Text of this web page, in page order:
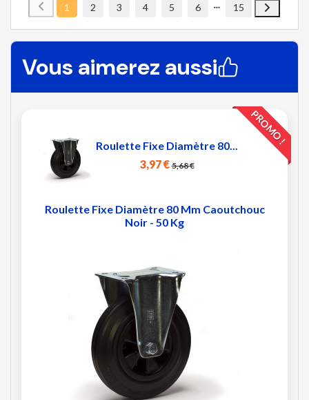
1 2 3 4 5 6 15
Vous aimerez aussi
Roulette Fixe Diamètre 80...
3,97 €5,68 €
Roulette Fixe Diamètre 80 Mm Caoutchouc
Noir - 50 Kg
PROMO !